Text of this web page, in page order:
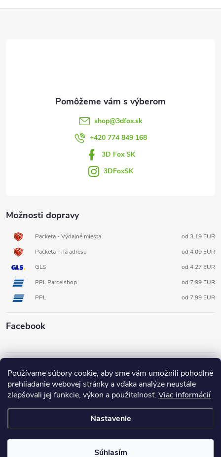
Používame súbory cookie, aby sme vám umožnili pohodlné
prehliadanie webovej stránky a vďaka analýze neustále
zlepšovali jej funkcie, výkon a použiteľnosť. Viac informácií
Nastavenie
Súhlasím
Možnosti dopravy
Packeta - Výdajné miesta
od 3,19 EUR
Packeta - na adresu
od 4,09 EUR
GLS
od 4,27 EUR
PPL Parcelshop
od 7,99 EUR
PPL
od 7,99 EUR
Facebook
shop@3dfox.sk
+420 774 849 168
3D Fox SK
3DFoxSK
Copyright 20263D FOX shop SK. Všetky práva vyhradené.